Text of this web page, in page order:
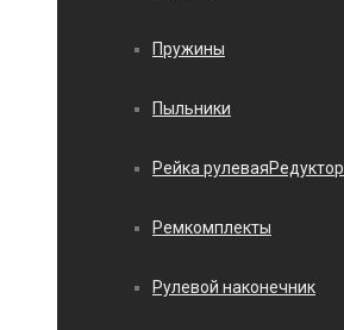
Пружины
Пыльники
Рейка рулеваяРедуктор
Ремкомплекты
Рулевой наконечник